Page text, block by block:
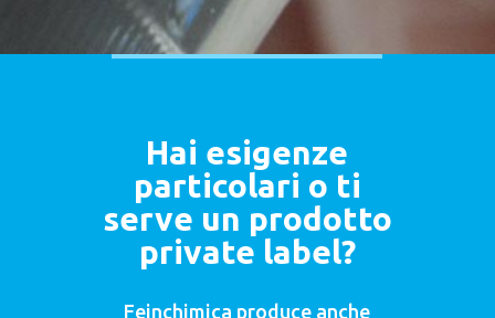
Hai esigenze
particolari o ti
serve un prodotto
private label?
Feinchimica produce anche